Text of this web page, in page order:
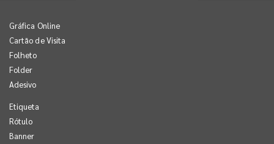
Gráfica Online
Cartão de Visita
Folheto
Folder
Adesivo
Etiqueta
Rótulo
Banner